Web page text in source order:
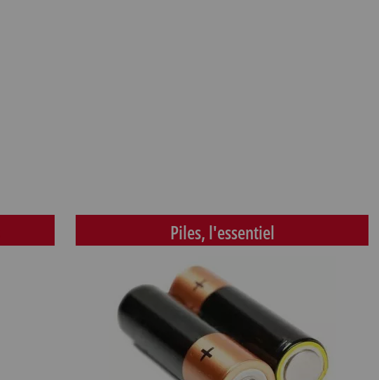
Piles, l'essentiel